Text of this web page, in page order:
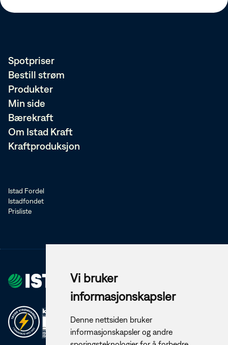
Vi bruker
informasjonskapsler
Denne nettsiden bruker
informasjonskapsler og andre
Spotpriser
Bestill strøm
Produkter
Min side
Bærekraft
Om Istad Kraft
Kraftproduksjon
Istad Fordel
Istadfondet
Prisliste